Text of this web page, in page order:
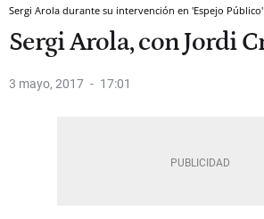
Sergi Arola durante su intervención en 'Espejo Público'
Sergi Arola, con Jordi
3 mayo, 2017 17:01